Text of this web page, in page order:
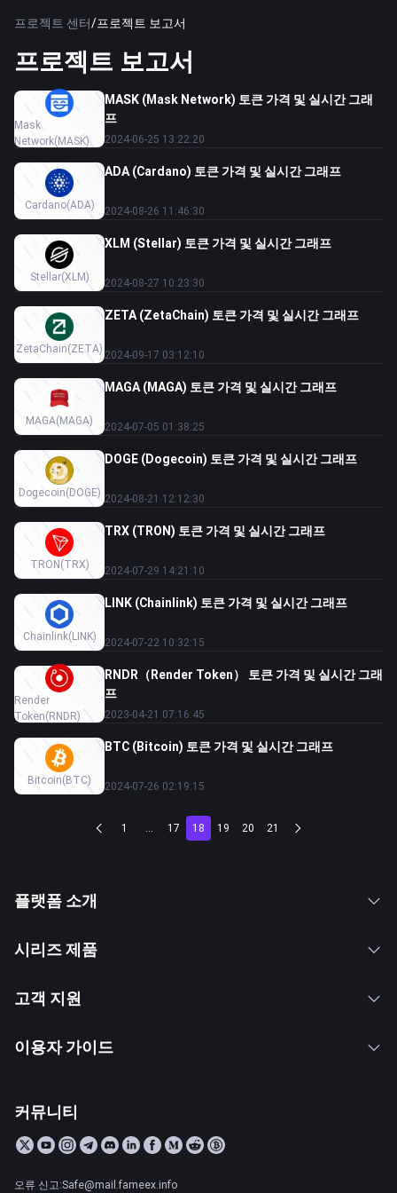
프로젝트 센터/프로젝트 보고서
프로젝트 보고서
Mask
Network(MASK)
MASK (Mask Network) 토큰 가격 및 실시간 그래
프
2024-06-25 13:22:20
Cardano(ADA)
ADA (Cardano) 토큰 가격 및 실시간 그래프
2024-08-26 11:46:30
Stellar(XLM)
XLM (Stellar) 토큰 가격 및 실시간 그래프
2024-08-27 10:23:30
ZetaChain(ZETA)
ZETA (ZetaChain) 토큰 가격 및 실시간 그래프
2024-09-17 03:12:10
MAGA(MAGA)
MAGA (MAGA) 토큰 가격 및 실시간 그래프
2024-07-05 01:38:25
Dogecoin(DOGE)
DOGE (Dogecoin) 토큰 가격 및 실시간 그래프
2024-08-21 12:12:30
TRON(TRX)
TRX (TRON) 토큰 가격 및 실시간 그래프
2024-07-29 14:21:10
Chainlink(LINK)
LINK (Chainlink) 토큰 가격 및 실시간 그래프
2024-07-22 10:32:15
Render
Token(RNDR)
RNDR（Render Token） 토큰 가격 및 실시간 그래
프
2023-04-21 07:16:45
Bitcoin(BTC)
BTC (Bitcoin) 토큰 가격 및 실시간 그래프
2024-07-26 02:19:15
1 ... 17 18 19 20 21
플랫폼 소개
시리즈 제품
고객 지원
이용자 가이드
커뮤니티
오류 신고:Safe@mail.fameex.info